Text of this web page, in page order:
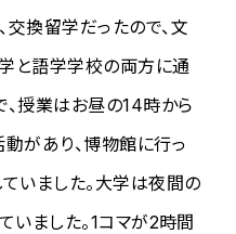
交換留学だったので、文
と語学学校の両方に通
、授業はお昼の14時から
があり、博物館に行っ
ていました。大学は夜間の
いました。1コマが2時間